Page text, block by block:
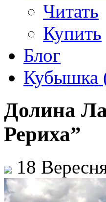
Читать
Купить
Блог
Кубышка
Долина
Рериха”
18